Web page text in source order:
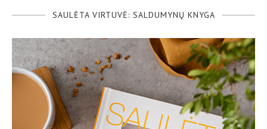
SAULĖTA VIRTUVĖ: SALDUMYNŲ KNYGA